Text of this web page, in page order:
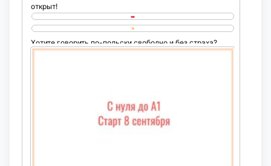
открыт!
Хотите говорить по-польски свободно и без страха?